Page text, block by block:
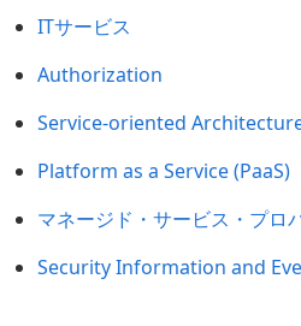
ITサービス
Authorization
Service-oriented
Platform as a Service (PaaS)
マネージド・サービス・プロ
Security Information and